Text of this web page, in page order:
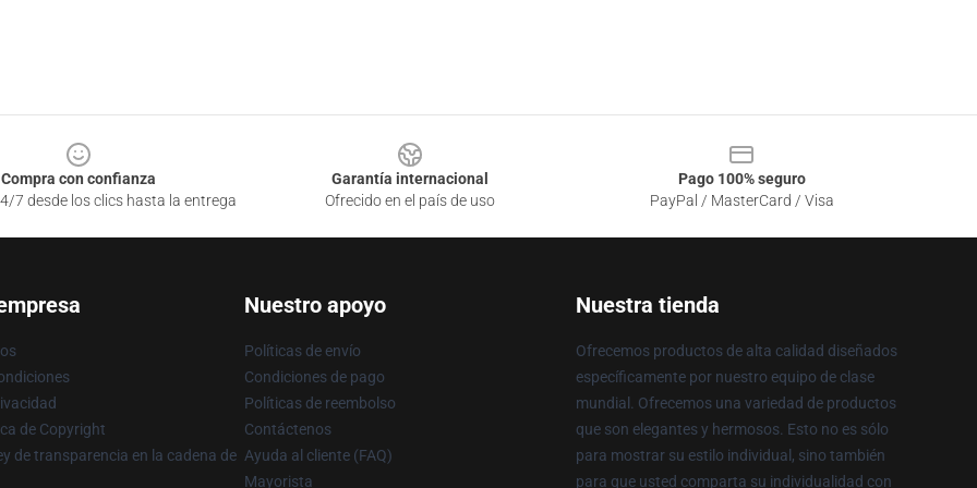
Compra con confianza
7 desde los clics hasta la entrega
Garantía internacional
Ofrecido en el país de uso
Pago 100% seguro
PayPal / MasterCard / Visa
de Copyright
de transparencia en la cadena de
Nuestro apoyo
Políticas de envío
Condiciones de pago
Políticas de reembolso
Contáctenos
Ayuda al cliente (FAQ)
Mayorista
Nuestra tienda
Ofrecemos productos de alta calidad diseñados
específicamente por nuestro equipo de clase
mundial. Ofrecemos una variedad de productos
que son elegantes y hermosos. Esto no es sólo
para mostrar su estilo individual, sino también
para que usted comparta su individualidad con